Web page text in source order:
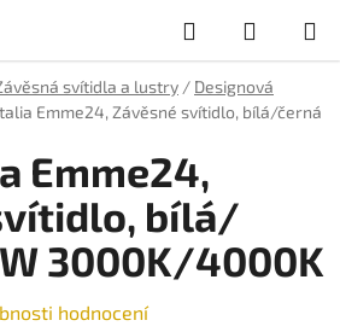
Hledat
KOŠÍK
svítidla a lustry / Designová
Emme24, Závěsné svítidlo, bílá/černá
Emme24,
bílá/
3000K/4000K
hodnocení